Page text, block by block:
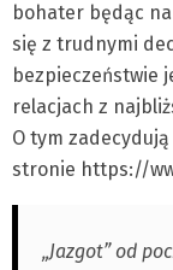
bohater będąc
się z trudnymi
bezpieczeństwie
relacjach z
O tym
stronie https://
„Jazgot” od